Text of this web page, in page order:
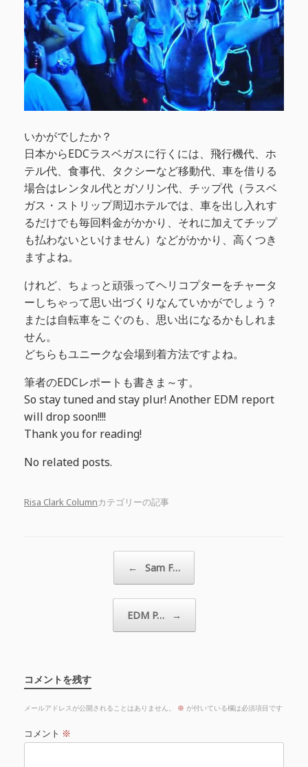
いかがでしたか？
日本からEDCラスベガスに行くには、飛行機代、ホ
テル代、食事代、タクシーなど移動代、車を借りる
場合はレンタル代とガソリン代、チップ代（ラスベ
ガス・ストリップ周辺ホテルでは、車を出し入れす
るだけでも毎回料金がかかり、それに加えてチップ
も払わないといけません）などがかかり、高くつき
ますよね。
けれど、ちょっと頑張ってヘリコプターをチャータ
ーしちゃって思い出づくりなんていかがでしょう？
または自転車をこぐのも、思い出になるかもしれま
せん。
どちらもユニークな会場到着方法ですよね。
筆者のEDCレポートも書きま～す。
So stay tuned and stay plur! Another EDM report
will drop soon!!!!
Thank you for reading!
No related posts.
Risa Clark Columnカテゴリーの記事
← Sam F…
EDM P… →
コメントを残す
メールアドレスが公開されることはありません。 ※ が付いている欄は必須項目です
コメント ※